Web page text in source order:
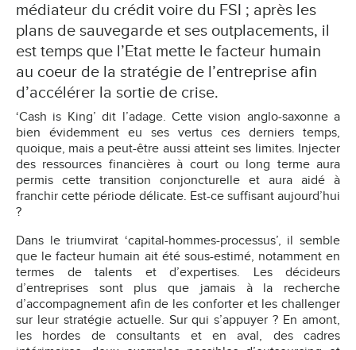
médiateur du crédit voire du FSI ; après les
plans de sauvegarde et ses outplacements, il
est temps que l’Etat mette le facteur humain
au coeur de la stratégie de l’entreprise afin
d’accélérer la sortie de crise.
‘Cash is King’ dit l’adage. Cette vision anglo-saxonne a
bien évidemment eu ses vertus ces derniers temps,
quoique, mais a peut-être aussi atteint ses limites. Injecter
des ressources financières à court ou long terme aura
permis cette transition conjoncturelle et aura aidé à
franchir cette période délicate. Est-ce suffisant aujourd’hui
?
Dans le triumvirat ‘capital-hommes-processus’, il semble
que le facteur humain ait été sous-estimé, notamment en
termes de talents et d’expertises. Les décideurs
d’entreprises sont plus que jamais à la recherche
d’accompagnement afin de les conforter et les challenger
sur leur stratégie actuelle. Sur qui s’appuyer ? En amont,
les hordes de consultants et en aval, des cadres